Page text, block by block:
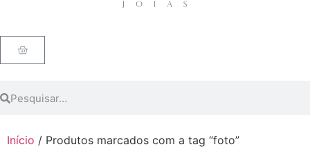
Início / Produtos marcados com a tag “foto”